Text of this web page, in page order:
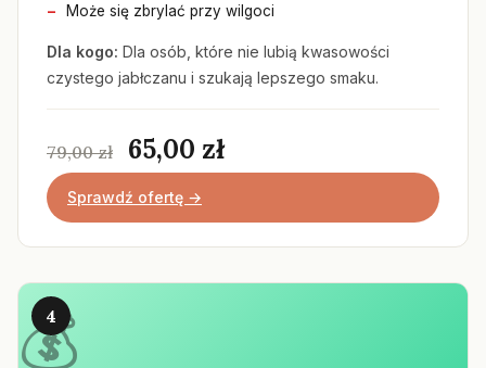
Może się zbrylać przy wilgoci
Dla kogo: Dla osób, które nie lubią kwasowości
czystego jabłczanu i szukają lepszego smaku.
79,00 zł 65,00 zł
Sprawdź ofertę →
4